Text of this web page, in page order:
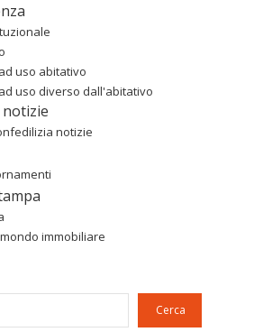
uso abitativo
uso diverso dall'abitativo
notizie
immobiliare
Cerca